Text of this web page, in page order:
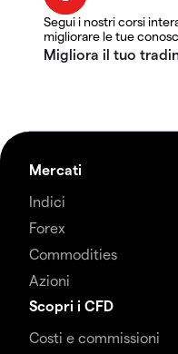
Segui i nostri corsi
migliorare le tue
Mercati
Indici
Forex
Commodities
Azioni
Scopri i CFD
Costi e commissioni